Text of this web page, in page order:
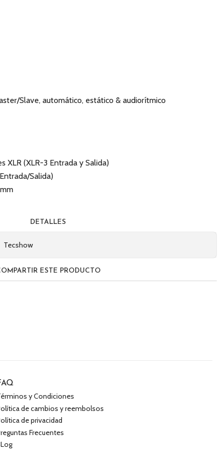
Slave, automático, estático & audiorítmico
XLR (XLR-3 Entrada y Salida)
Salida)
DETALLES
Tecshow
ESTE PRODUCTO
y Condiciones
de cambios y reembolsos
de privacidad
Frecuentes